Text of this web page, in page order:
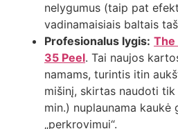
nelygumus (taip pat
vadinamaisiais baltais
Profesionalus lygis: The
35 Peel. Tai naujos
namams, turintis itin
mišinį, skirtas naudoti
min.) nuplaunama kaukė
„perkrovimui“.